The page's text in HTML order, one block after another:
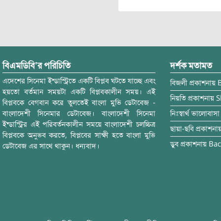
বিএমডিবি’র পরিচিতি
এদেশের সিনেমা ইন্ডাস্ট্রিতে একটি বিপ্লব ঘটতে যাচ্ছে এবং
হয়তো বর্তমান সময়টা একটি বিপ্লবকালীন সময়। এই
বিপ্লবকে বেগবান করে তুলতেই বাংলা মুভি ডেটাবেজ -
বাংলাদেশী সিনেমার ডেটাবেজ। বাংলাদেশী সিনেমা
ইন্ডাস্ট্রির এই পরিবর্তনকালীন সময়ে বাংলাদেশী চলচ্চিত্র
বিপ্লবকে অনুভব করতে, বিপ্লবের সাক্ষী হতে বাংলা মুভি
ডেটাবেজ এর সাথে থাকুন। ধন্যবাদ।
দর্শক মতামত
বিজলী প্রকাশনায়
নিয়তি প্রকাশনায়
নিঃস্বার্থ ভালোবাসা
ছায়া-ছবি
ডুব প্রকাশনায়